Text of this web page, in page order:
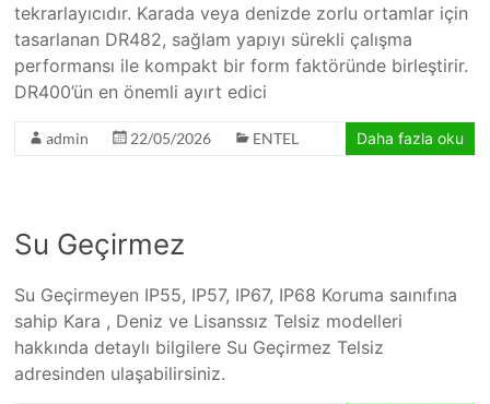
tekrarlayıcıdır. Karada veya denizde zorlu ortamlar için
tasarlanan DR482, sağlam yapıyı sürekli çalışma
performansı ile kompakt bir form faktöründe birleştirir.
DR400’ün en önemli ayırt edici
admin 22/05/2026 ENTEL Daha fazla oku
Su Geçirmez
Su Geçirmeyen IP55, IP57, IP67, IP68 Koruma saınıfına
sahip Kara , Deniz ve Lisanssız Telsiz modelleri
hakkında detaylı bilgilere Su Geçirmez Telsiz
adresinden ulaşabilirsiniz.